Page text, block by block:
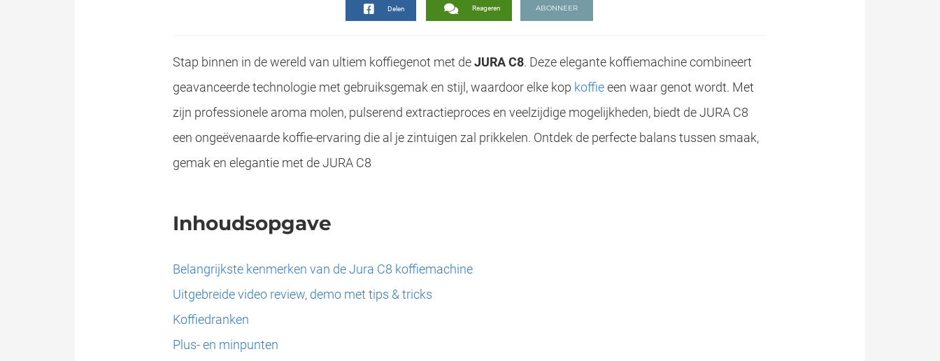
Delen Reageren ABONNEER
Stap binnen in de wereld van ultiem koffiegenot met deJURA C8. Deze elegante koffiemachine combineert
geavanceerde technologie met gebruiksgemak en stijl, waardoor elke kop koffieeen waar genot wordt. Met
zijn professionele aroma molen, pulserend extractieproces en veelzijdige mogelijkheden, biedt de JURA C8
een ongeëvenaarde koffie-ervaring die al je zintuigen zal prikkelen. Ontdek de perfecte balans tussen smaak,
gemak en elegantie met de JURA C8
Inhoudsopgave
Belangrijkste kenmerken van de Jura C8 koffiemachine
Uitgebreide video review, demo met tips & tricks
Koffiedranken
Plus- en minpunten